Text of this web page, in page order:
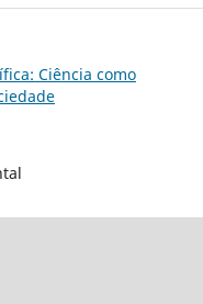
Ciência como